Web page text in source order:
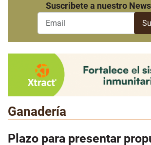
Suscribete a nuestro
Ganadería
Plazo para presentar